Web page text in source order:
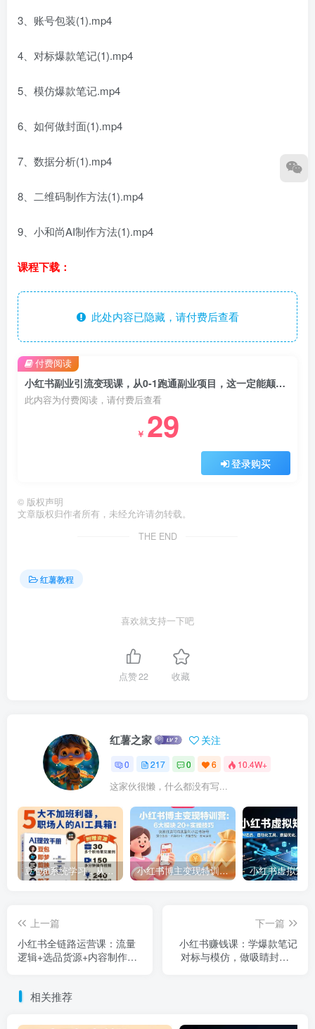
3、账号包装(1).mp4
4、对标爆款笔记(1).mp4
5、模仿爆款笔记.mp4
6、如何做封面(1).mp4
7、数据分析(1).mp4
8、二维码制作方法(1).mp4
9、小和尚AI制作方法(1).mp4
课程下载：
此处内容已隐藏，请付费后查看
小红书副业引流变现课，从0-1跑通副业项目，这一定能颠覆你传统的副业思维
此内容为付费阅读，请付费后查看
￥ 29
登录购买
付费阅读
© 版权声明
文章版权归作者所有，未经允许请勿转载。
THE END
红薯教程
喜欢就支持一下吧
点赞22 收藏
红薯之家 关注
0 217 0 6 10.4W+
这家伙很懒，什么都没有写...
豆包ai系统学习，从小白到高手系列 小红书博主变现特训营：6大模块20+实操技巧 快速打造可持续盈利小红书账号
上一篇
小红书全链路运营课：流量
逻辑+选品货源+内容制作
下一篇
小红书赚钱课：学爆款笔记
对标与模仿，做吸睛封面 +
相关推荐